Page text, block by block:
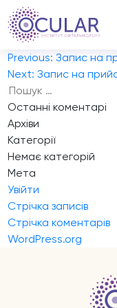
Запис на прийом
Добрий день.
перевірку зору.
Навігація
записів
Previous: Запис на
Next: Запис на
Пошук:
Останні коментарі
Архіви
Категорії
Немає категорій
Мета
Увійти
Стрічка записів
Стрічка коментарів
WordPress.org